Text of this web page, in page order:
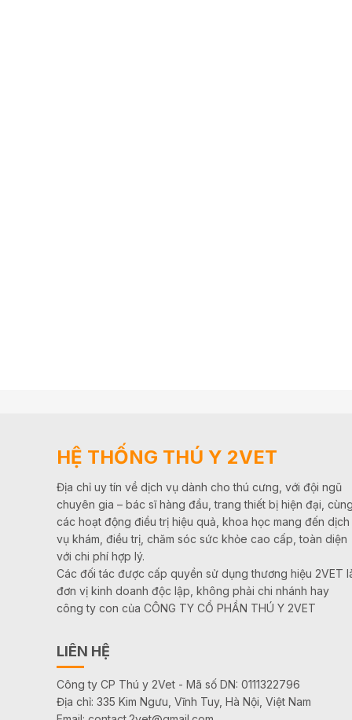
HỆ THỐNG THÚ Y 2VET
Địa chỉ uy tín về dịch vụ dành cho thú cưng, với đội ngũ
chuyên gia – bác sĩ hàng đầu, trang thiết bị hiện đại, cùng
các hoạt động điều trị hiệu quả, khoa học mang đến dịch
vụ khám, điều trị, chăm sóc sức khỏe cao cấp, toàn diện
với chi phí hợp lý.
Các đối tác được cấp quyền sử dụng thương hiệu 2VET
đơn vị kinh doanh độc lập, không phải chi nhánh hay
công ty con của CÔNG TY CỔ PHẦN THÚ Y 2VET
LIÊN HỆ
Công ty CP Thú y 2Vet - Mã số DN: 0111322796
Địa chỉ: 335 Kim Ngưu, Vĩnh Tuy, Hà Nội, Việt Nam